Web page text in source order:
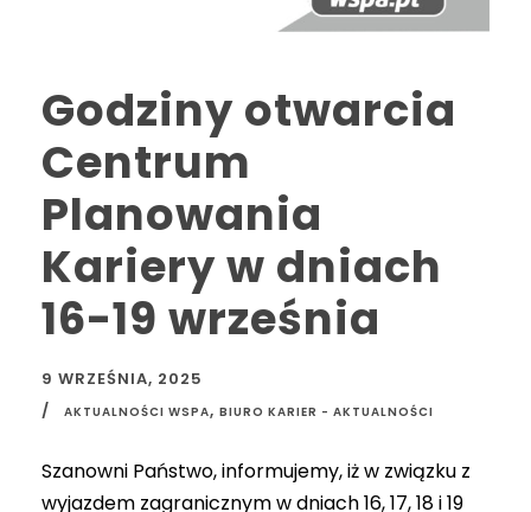
Godziny otwarcia
Centrum
Planowania
Kariery w dniach
16-19 września
9 WRZEŚNIA, 2025
AKTUALNOŚCI WSPA, BIURO KARIER - AKTUALNOŚCI
Szanowni Państwo, informujemy, iż w związku z
wyjazdem zagranicznym w dniach 16, 17, 18 i 19